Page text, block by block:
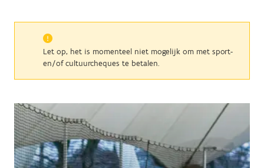
Let op, het is momenteel niet mogelijk om met sport-
en/of cultuurcheques te betalen.